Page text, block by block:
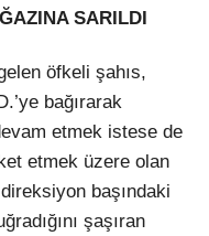
SARILDI
öfkeli şahıs,
bağırarak
etmek istese de
etmek üzere olan
başındaki
şaşıran